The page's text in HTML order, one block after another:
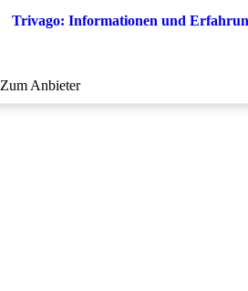
Trivago: Informationen und
Zum Anbieter